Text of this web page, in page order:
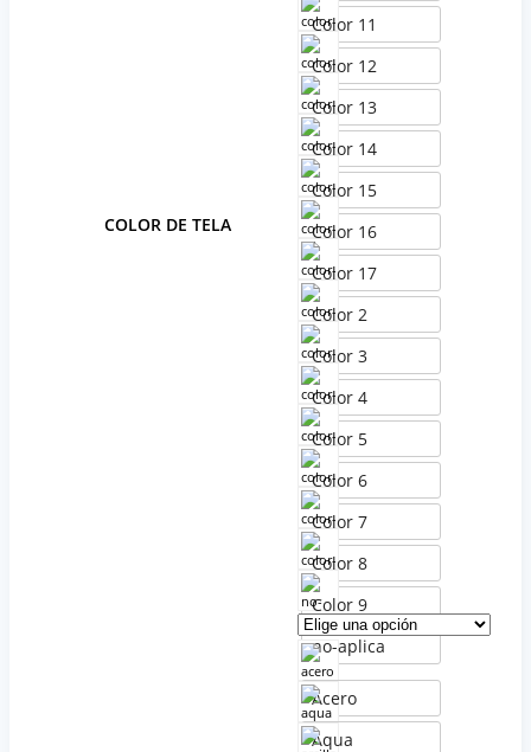
COLOR DE TELA
Color 11
Color 12
Color 13
Color 14
Color 15
Color 16
Color 17
Color 2
Color 3
Color 4
Color 5
Color 6
Color 7
Color 8
Color 9
no-aplica
Acero
Aqua